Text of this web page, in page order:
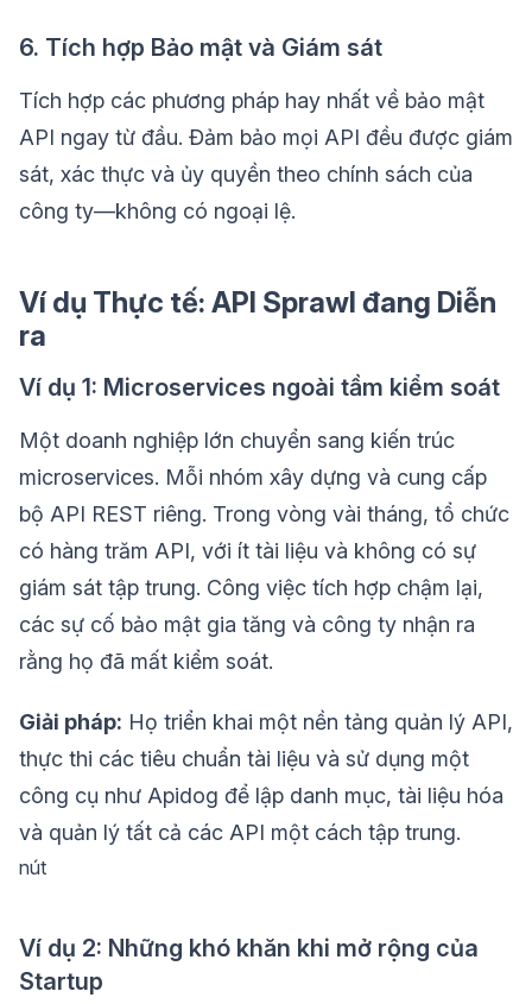
6. Tích hợp Bảo mật và Giám sát
Tích hợp các phương pháp hay nhất về bảo mật
API ngay từ đầu. Đảm bảo mọi API đều được giám
sát, xác thực và ủy quyền theo chính sách của
công ty—không có ngoại lệ.
Ví dụ Thực tế: API Sprawl đang Diễn
ra
Ví dụ 1: Microservices ngoài tầm kiểm soát
Một doanh nghiệp lớn chuyển sang kiến trúc
microservices. Mỗi nhóm xây dựng và cung cấp
bộ API REST riêng. Trong vòng vài tháng, tổ chức
có hàng trăm API, với ít tài liệu và không có sự
giám sát tập trung. Công việc tích hợp chậm lại,
các sự cố bảo mật gia tăng và công ty nhận ra
rằng họ đã mất kiểm soát.
Giải pháp: Họ triển khai một nền tảng quản lý API,
thực thi các tiêu chuẩn tài liệu và sử dụng một
công cụ như Apidog để lập danh mục, tài liệu hóa
và quản lý tất cả các API một cách tập trung.
nút
Ví dụ 2: Những khó khăn khi mở rộng của
Startup